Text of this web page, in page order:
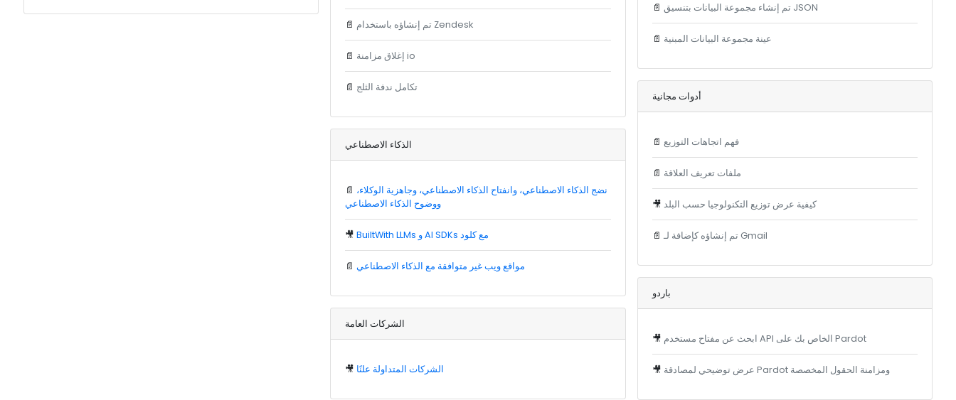
📄 تم إنشاؤه باستخدام Zendesk
📄 إغلاق مزامنة io
📄 تكامل ندفة الثلج
الذكاء الاصطناعي
📄 نضج الذكاء الاصطناعي، وانفتاح الذكاء الاصطناعي، وجاهزية الوكلاء،
ووضوح الذكاء الاصطناعي
🎥 BuiltWith LLMs و AI SDKs مع كلود
📄مواقع ويب غير متوافقة مع الذكاء الاصطناعي
الشركات العامة
🎥 الشركات المتداولة علنًا
📄 تم إنشاء مجموعة البيانات بتنسيق JSON
📄 عينة مجموعة البيانات المبنية
أدوات مجانية
📄 فهم اتجاهات التوزيع
📄 ملفات تعريف العلاقة
🎥 كيفية عرض توزيع التكنولوجيا حسب البلد
📄 تم إنشاؤه كإضافة لـ Gmail
باردو
🎥 ابحث عن مفتاح مستخدم API الخاص بك على Pardot
🎥 عرض توضيحي لمصادقة Pardot ومزامنة الحقول المخصصة